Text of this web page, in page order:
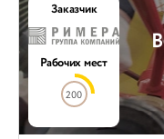
Заказчик
Рабочих мест
200